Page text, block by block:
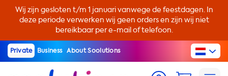
Wij zijn gesloten t/m 1 januari vanwege de feestdagen. In
deze periode verwerken wij geen orders en zijn wij niet
bereikbaar per e-mail of telefoon.
Private Business About Soolutions